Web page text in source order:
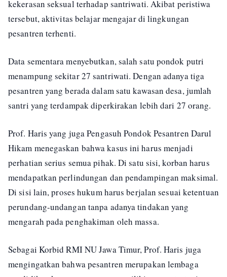
kekerasan seksual terhadap santriwati. Akibat peristiwa
tersebut, aktivitas belajar mengajar di lingkungan
pesantren terhenti.
Data sementara menyebutkan, salah satu pondok putri
menampung sekitar 27 santriwati. Dengan adanya tiga
pesantren yang berada dalam satu kawasan desa, jumlah
santri yang terdampak diperkirakan lebih dari 27 orang.
Prof. Haris yang juga Pengasuh Pondok Pesantren Darul
Hikam menegaskan bahwa kasus ini harus menjadi
perhatian serius semua pihak. Di satu sisi, korban harus
mendapatkan perlindungan dan pendampingan maksimal.
Di sisi lain, proses hukum harus berjalan sesuai ketentuan
perundang-undangan tanpa adanya tindakan yang
mengarah pada penghakiman oleh massa.
Sebagai Korbid RMI NU Jawa Timur, Prof. Haris juga
mengingatkan bahwa pesantren merupakan lembaga